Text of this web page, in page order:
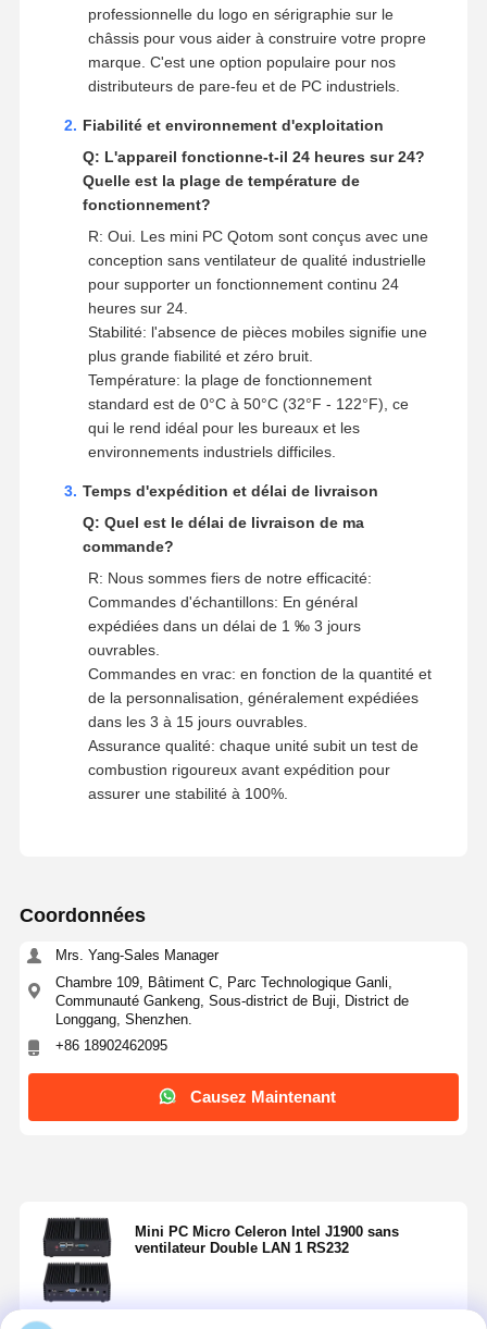
professionnelle du logo en sérigraphie sur le
châssis pour vous aider à construire votre propre
marque. C'est une option populaire pour nos
distributeurs de pare-feu et de PC industriels.
Fiabilité et environnement d'exploitation
Q: L'appareil fonctionne-t-il 24 heures sur 24?
Quelle est la plage de température de
fonctionnement?
R: Oui. Les mini PC Qotom sont conçus avec une
conception sans ventilateur de qualité industrielle
pour supporter un fonctionnement continu 24
heures sur 24.
Stabilité: l'absence de pièces mobiles signifie une
plus grande fiabilité et zéro bruit.
Température: la plage de fonctionnement
standard est de 0°C à 50°C (32°F - 122°F), ce
qui le rend idéal pour les bureaux et les
environnements industriels difficiles.
Temps d'expédition et délai de livraison
Q: Quel est le délai de livraison de ma
commande?
R: Nous sommes fiers de notre efficacité:
Commandes d'échantillons: En général
expédiées dans un délai de 1 ‰ 3 jours
ouvrables.
Commandes en vrac: en fonction de la quantité et
de la personnalisation, généralement expédiées
dans les 3 à 15 jours ouvrables.
Assurance qualité: chaque unité subit un test de
combustion rigoureux avant expédition pour
assurer une stabilité à 100%.
Coordonnées
Mrs. Yang-Sales Manager
Chambre 109, Bâtiment C, Parc Technologique Ganli,
Communauté Gankeng, Sous-district de Buji, District de
Longgang, Shenzhen.
+86 18902462095
Causez Maintenant
Mini PC Micro Celeron Intel J1900 sans
ventilateur Double LAN 1 RS232